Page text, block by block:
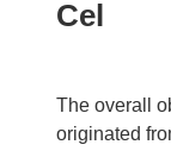
Cel
The overall
originated